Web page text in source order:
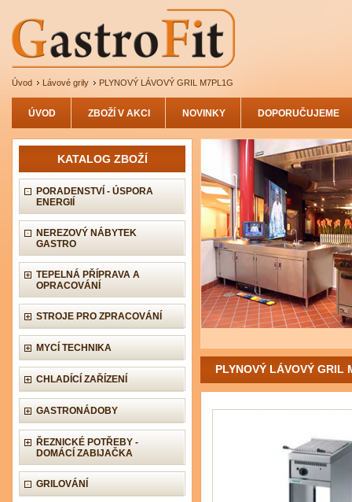
Úvod Lávové grily PLYNOVÝ LÁVOVÝ GRIL M7PL1G
ÚVOD ZBOŽÍ V AKCI NOVINKY DOPORUČUJEME
KATALOG ZBOŽÍ
PORADENSTVÍ - ÚSPORA
ENERGIÍ
NEREZOVÝ NÁBYTEK
GASTRO
TEPELNÁ PŘÍPRAVA A
OPRACOVÁNÍ
STROJE PRO ZPRACOVÁNÍ
MYCÍ TECHNIKA
CHLADÍCÍ ZAŘÍZENÍ
GASTRONÁDOBY
ŘEZNICKÉ POTŘEBY -
DOMÁCÍ ZABIJAČKA
GRILOVÁNÍ
PLYNOVÝ LÁVOVÝ GRIL